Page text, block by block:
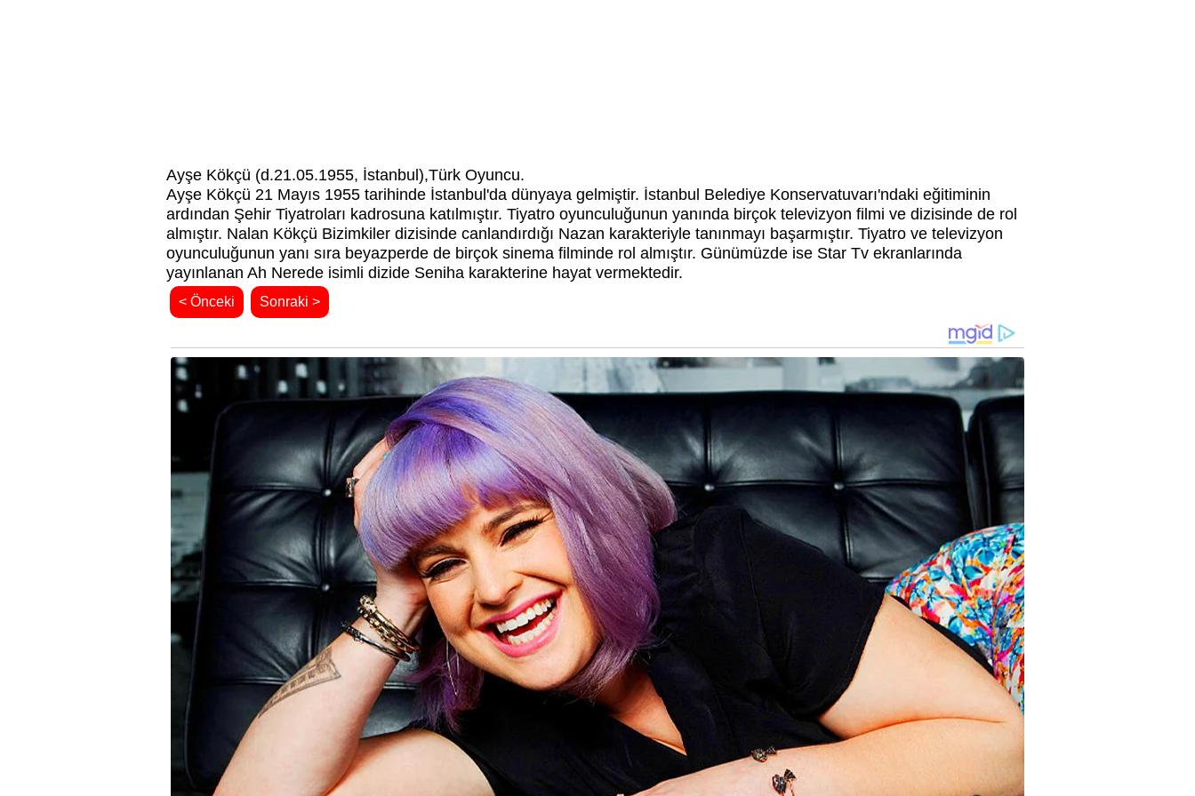
Ayşe Kökçü (d.21.05.1955, İstanbul),Türk Oyuncu.
Ayşe Kökçü 21 Mayıs 1955 tarihinde İstanbul'da dünyaya gelmiştir. İstanbul Belediye Konservatuvarı'ndaki eğitiminin
ardından Şehir Tiyatroları kadrosuna katılmıştır. Tiyatro oyunculuğunun yanında birçok televizyon filmi ve dizisinde de rol
almıştır. Nalan Kökçü Bizimkiler dizisinde canlandırdığı Nazan karakteriyle tanınmayı başarmıştır. Tiyatro ve televizyon
oyunculuğunun yanı sıra beyazperde de birçok sinema filminde rol almıştır. Günümüzde ise Star Tv ekranlarında
yayınlanan Ah Nerede isimli dizide Seniha karakterine hayat vermektedir.
< Önceki Sonraki >